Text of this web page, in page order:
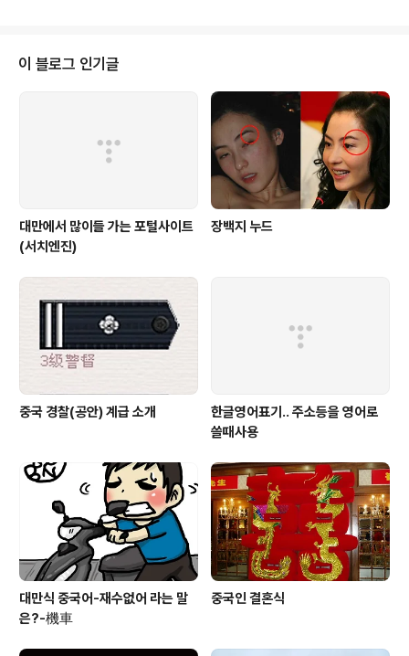
사람을 지칭하기 보다는 많음을 뜻한다. 세상에 우리가 배
울 점을 가진 사람들이 많고 그 사람들의 좋은 점을 배워야
한다는 뜻이다. 마침 일요일 저녁이었던 이 날, 언니들이 꼽
우리는 상해 산런싱 중 가장 맛있다는 난징똥루점으로 고
고씽. 난징똥루는 손님이 많아서 예약이 불가. 직접 가서 번
호표 받고 기다려야 한다. 타이메이가 젤 ..
이 블로그 인기글
대만에서 많이들 가는 포털사이트
(서치엔진)
장백지 누드
중국 경찰(공안) 계급 소개
한글영어표기.. 주소등을 영어로
쓸때사용
대만식 중국어-재수없어 라는 말
은?-機車
중국인 결혼식